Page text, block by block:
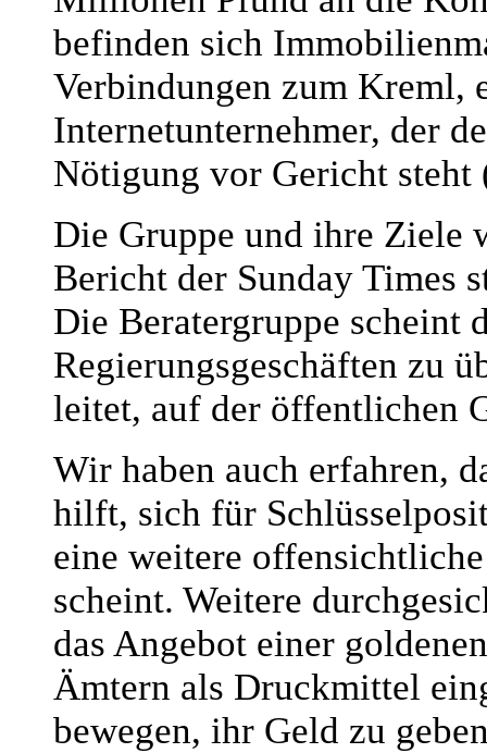
befinden sich
Verbindungen zum Kreml,
Internetunternehmer, der
Nötigung vor Gericht steht
Die Gruppe und ihre Ziele
Bericht der Sunday Times
Die Beratergruppe scheint
Regierungsgeschäften zu
leitet, auf der öffentlichen
Wir haben auch erfahren,
hilft, sich für
eine weitere
scheint. Weitere
das Angebot einer
Ämtern als Druckmittel
bewegen, ihr Geld zu